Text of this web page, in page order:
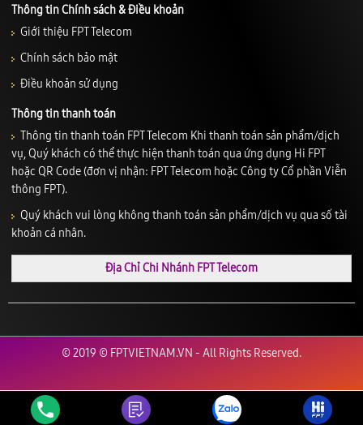
Thông tin Chính sách & Điều khoản
Giới thiệu FPT Telecom
Chính sách bảo mật
Điều khoản sử dụng
Thông tin thanh toán
Thông tin thanh toán FPT Telecom Khi thanh toán sản phẩm/dịch
vụ, Quý khách có thể thực hiện thanh toán qua ứng dụng Hi FPT
hoặc QR Code (đơn vị nhận: FPT Telecom hoặc Công ty Cổ phần Viễn
thông FPT).
Quý khách vui lòng không thanh toán sản phẩm/dịch vụ qua số tài
khoản cá nhân.
Địa Chỉ Chi Nhánh FPT Telecom
© 2019 © FPTVIETNAM.VN - All Rights Reserved.